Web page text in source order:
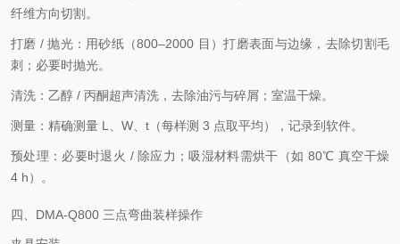
纤维方向切割。
打磨 / 抛光：用砂纸（800–2000 目）打磨表面与边缘，去除切割毛
刺；必要时抛光。
清洗：乙醇 / 丙酮超声清洗，去除油污与碎屑；室温干燥。
测量：精确测量 L、W、t（每样测 3 点取平均），记录到软件。
预处理：必要时退火 / 除应力；吸湿材料需烘干（如 80℃ 真空干燥
4 h）。
四、DMA-Q800 三点弯曲装样操作